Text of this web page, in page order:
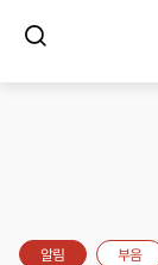
알림 부음